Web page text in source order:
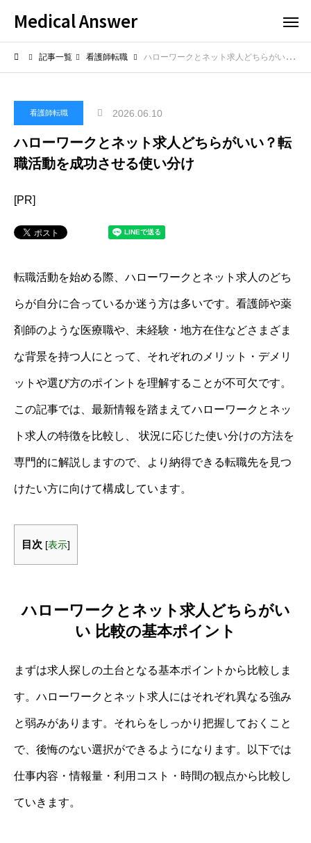
Medical Answer
記事一覧 看護師転職 ハローワークとネット求人どちらがいい？転職活動を成功させる使い分け
看護師転職 2026.06.10
ハローワークとネット求人どちらがいい？転
職活動を成功させる使い分け
[PR]
転職活動を始める際、ハローワークとネット求人のどち
らが自分に合っているか迷う方は多いです。看護師や薬
剤師のような医療職や、未経験・地方在住などさまざま
な背景を持つ人にとって、それぞれのメリット・デメリ
ットや選び方のポイントを理解することが不可欠です。
この記事では、最新情報を踏まえてハローワークとネッ
ト求人の特徴を比較し、 状況に応じた使い分けの方法を
専門的に解説しますので、より納得できる転職先を見つ
けたい方に向けて構成しています。
目次 [表示]
ハローワークとネット求人どちらがい
い 比較の基本ポイント
まずは求人探しの土台となる基本ポイントから比較しま
す。ハローワークとネット求人にはそれぞれ異なる強み
と弱みがあります。それらをしっかり把握しておくこと
で、後悔のない選択ができるようになります。以下では
仕事内容・情報量・利用コスト・時間の観点から比較し
ていきます。